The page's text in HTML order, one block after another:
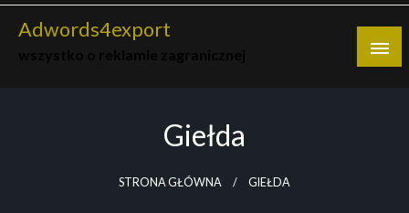
Skip
Adwords4export
Giełda
STRONA GŁÓWNA GIEŁDA